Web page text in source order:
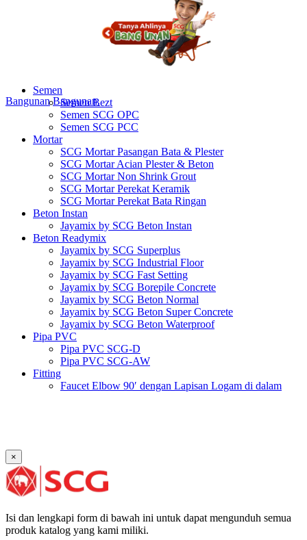
Bangunan Bangunan
Semen
Semen Bezt
Semen SCG OPC
Semen SCG PCC
Mortar
SCG Mortar Pasangan Bata & Plester
SCG Mortar Acian Plester & Beton
SCG Mortar Non Shrink Grout
SCG Mortar Perekat Keramik
SCG Mortar Perekat Bata Ringan
Beton Instan
Jayamix by SCG Beton Instan
Beton Readymix
Jayamix by SCG Superplus
Jayamix by SCG Industrial Floor
Jayamix by SCG Fast Setting
Jayamix by SCG Borepile Concrete
Jayamix by SCG Beton Normal
Jayamix by SCG Beton Super Concrete
Jayamix by SCG Beton Waterproof
Pipa PVC
Pipa PVC SCG-D
Pipa PVC SCG-AW
Fitting
Faucet Elbow 90′ dengan Lapisan Logam di dalam
Plug SCG AW
Shinkolite
Atap Akrilik Shinkolite Shade
×
Isi dan lengkapi form di bawah ini untuk dapat mengunduh semua
produk katalog yang kami miliki.